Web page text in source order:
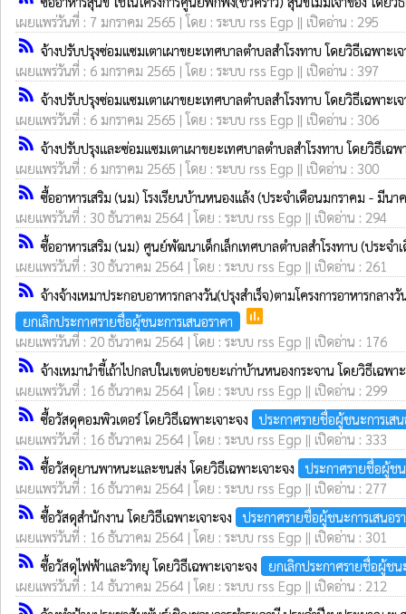
เผยแพร่วันที่ : 7 มกราคม 2565 | โดย : ระบบ rss Egp || เปิดอ่าน : 295
rss_feed จ้างปรับปรุงซ่อมแซมเตาเผาขยะเทศบาลตำบลสำโรงทาบ โดยวิธีเฉพาะเ
เผยแพร่วันที่ : 6 มกราคม 2565 | โดย : ระบบ rss Egp || เปิดอ่าน : 397
rss_feed จ้างปรับปรุงซ่อมแซมเตาเผาขยะเทศบาลตำบลสำโรงทาบ โดยวิธีเฉพาะเ
เผยแพร่วันที่ : 6 มกราคม 2565 | โดย : ระบบ rss Egp || เปิดอ่าน : 306
rss_feed จ้างปรับปรุงและซ่อมแซมเตาเผาขยะเทศบาลตำบลสำโรงทาบ โดยวิธีเฉพ
เผยแพร่วันที่ : 6 มกราคม 2565 | โดย : ระบบ rss Egp || เปิดอ่าน : 300
rss_feed ซื้ออาหารเสริม (นม) โรงเรียนบ้านหนองแล้ง (ประจำเดือนมกราคม - มีน
เผยแพร่วันที่ : 30 ธันวาคม 2564 | โดย : ระบบ rss Egp || เปิดอ่าน : 294
rss_feed ซื้ออาหารเสริม (นม) ศูนย์พัฒนาเด็กเล็กเทศบาลตำบลสำโรงทาบ (ประจ
เผยแพร่วันที่ : 30 ธันวาคม 2564 | โดย : ระบบ rss Egp || เปิดอ่าน : 261
rss_feed จ้างจ้างเหมาประกอบอาหารกลางวัน(ปรุงสำเร็จ)ตามโครงการอาหารก
ยกเลิกประกาศรายชื่อผู้ชนะการเสนอราคา
poll
เผยแพร่วันที่ : 20 ธันวาคม 2564 | โดย : ระบบ rss Egp || เปิดอ่าน : 176
rss_feed จ้างเหมานำขี้เถ้าไปกลบในเขตบ่อขยะเก่าบ้านหนองกระจาน โดยวิธีเฉพา
เผยแพร่วันที่ : 16 ธันวาคม 2564 | โดย : ระบบ rss Egp || เปิดอ่าน : 299
rss_feed ซื้อวัสดุคอมพิวเตอร์ โดยวิธีเฉพาะเจาะจง
ประกาศรายชื่อผู้ชนะการเสน
เผยแพร่วันที่ : 16 ธันวาคม 2564 | โดย : ระบบ rss Egp || เปิดอ่าน : 333
rss_feed ซื้อวัสดุยานพาหนะและขนส่ง โดยวิธีเฉพาะเจาะจง
ประกาศรายชื่อผู้ชน
เผยแพร่วันที่ : 16 ธันวาคม 2564 | โดย : ระบบ rss Egp || เปิดอ่าน : 277
rss_feed ซื้อวัสดุสำนักงาน โดยวิธีเฉพาะเจาะจง
ประกาศรายชื่อผู้ชนะการเสนอร
เผยแพร่วันที่ : 16 ธันวาคม 2564 | โดย : ระบบ rss Egp || เปิดอ่าน : 301
rss_feed ซื้อวัสดุไฟฟ้าและวิทยุ โดยวิธีเฉพาะเจาะจง
ยกเลิกประกาศรายชื่อผู้ชน
เผยแพร่วันที่ : 14 ธันวาคม 2564 | โดย : ระบบ rss Egp || เปิดอ่าน : 212
rss_feed